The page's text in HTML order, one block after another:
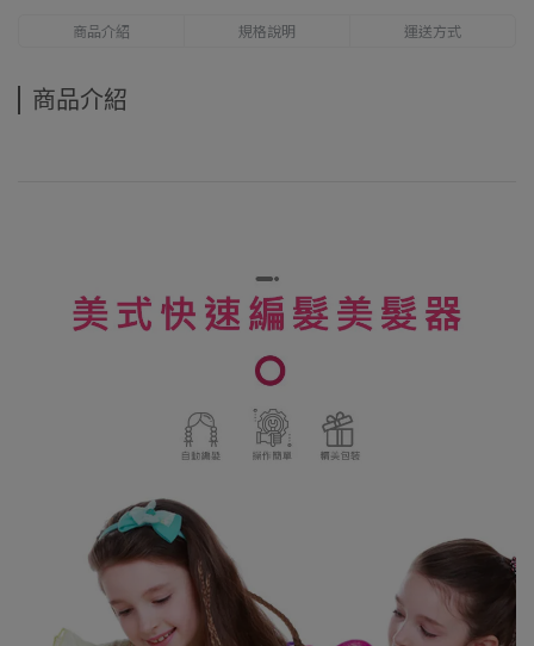
商品介紹 規格說明 運送方式
商品介紹